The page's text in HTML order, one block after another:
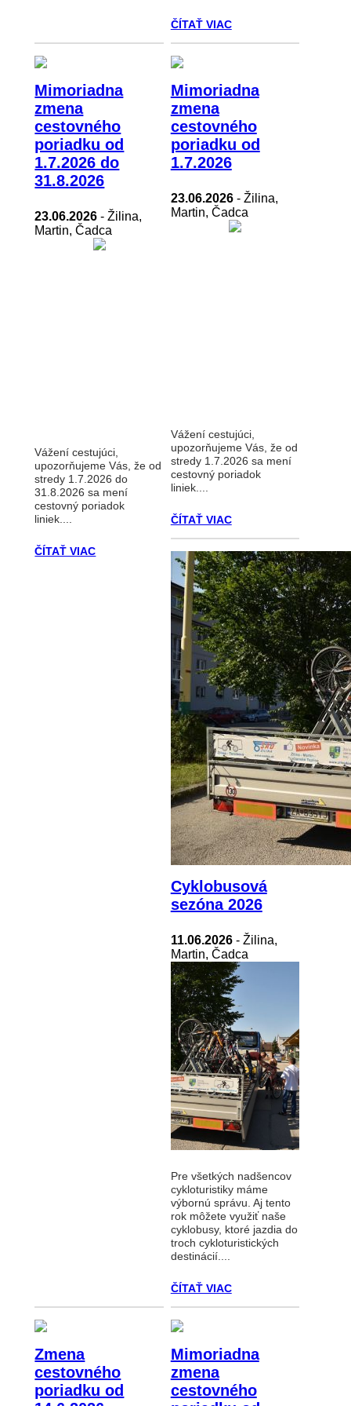
ČÍTAŤ VIAC
Mimoriadna
zmena
cestovného
poriadku od
1.7.2026 do
31.8.2026
23.06.2026- Žilina,
Martin, Čadca
Vážení cestujúci,
upozorňujeme Vás, že od
stredy 1.7.2026 do
31.8.2026 sa mení
cestovný poriadok
liniek....
ČÍTAŤ VIAC
Mimoriadna
zmena
cestovného
poriadku od
1.7.2026
23.06.2026 - Žilina,
Martin, Čadca
Vážení cestujúci,
upozorňujeme Vás, že od
stredy 1.7.2026 sa mení
cestovný poriadok
liniek....
ČÍTAŤ VIAC
Cyklobusová
sezóna 2026
11.06.2026 - Žilina,
Martin, Čadca
Pre všetkých nadšencov
cykloturistiky máme
výbornú správu. Aj tento
rok môžete využiť naše
cyklobusy, ktoré jazdia do
troch cykloturistických
destinácií....
ČÍTAŤ VIAC
Zmena
cestovného
poriadku od
Mimoriadna
zmena
cestovného